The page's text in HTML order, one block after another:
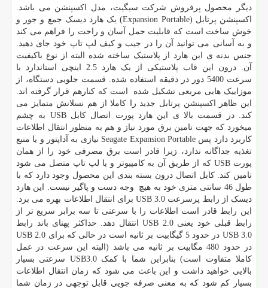
دیگر محصول پرفروش شرکت سیگیت، مدل اکسپنشن می باشد.
اکسپنشن پرتابل (Expansion Portable) یک هارد دیسک جمع و جور و
خوش ساخت است که قابلیت حمل آسان و راحت را فراهم می کند
و به آسانی می توانید آن را در جیب و کیف لپ تاپ خود جای دهید.
جنس بدنه ی این هارد از پلاستیک ساخته شده البته از نوع باکیفیت
آن. درون این قاب پلاستیکی از یک هارد 2.5 اینچی استاندارد با
سرعت 5400 دور در دقیقه استفاده شده. قسمت جلویی دستگاه، از
موزاییک هایی مربعی تشکیل شده است که کنارهم قرار گرفته اند.
این ظاهر اکسپنشن پرتابل جدید را کاملا از هم نسلانش متمایز می
کند. در قسمت بالا ی این هارد پورت اتصال کابل USB به چشم
میخورد که جهت تامین برق مورد نیاز و هم به منظور انتقال اطلاعات
کاربرد دارد پس Seagate Expansion Portable نیازی به آداپتور و یا منبع
تغذیه جداگانه ندارد، زیرا قادر است برق مصرفی خود را از همان
پورت USB که از طریق آن به کامپیوتر و یا لپ تاپ متصل می شود
تامین کند. کابل اتصال درون بسته بندی این محصول وجود دارد که با
طول 46 سانتی متری خود به هیچ وجه دست و پاگیر نیست. این هارد
دیسک از رابط پرسرعت USB 3.0 برای انتقال اطلاعات بهره می برد.
این رابط قادر است اطلاعات را با سرعتی تا سه برابر سریع تر از
رابط قبلی خود یعنی USB 2.0 انتقال دهد. حداکثر پهنای باند رابط
USB 3.0 در حدود 5 گیگابیت بر ثانیه است در حالی که برای USB 2.0
در حدود 480 مگابیت بر ثانیه می باشد (البته این سرعت در عمل
کاملا متفاوت است) بنابراین شما با کمک USB3.0 سرعتی بسیار
بالایی خواهید داشت و این باعث می شود که زمان انتقال اطلاعات
بسیار کم شود که به معنی صرفه جویی قابل توجهی در زمان شما